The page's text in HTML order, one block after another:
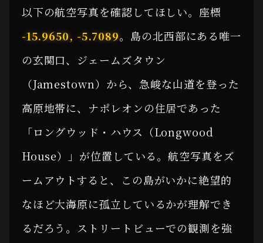
以下の航空写真を確認してほしい。座標
-15.9650, -5.7089。島の北西部にある唯一
の玄関口、ジェームズタウン
（Jamestown）から、急峻な山道を登った
高原地帯に、ナポレオンの住居であった
「ロングウッド・ハウス（Longwood
House）」が位置している。航空写真をズ
ームアウトすると、この島がいかに絶望的
なほど大海原に孤立しているかが理解でき
るだろう。ストリートビューでの観測を強